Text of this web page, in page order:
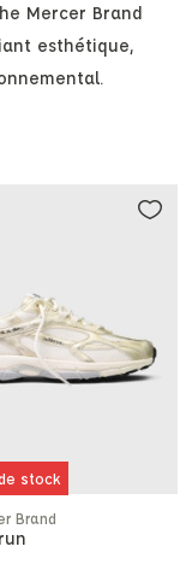
Mercer Brand
esthétique,
stock
Brand